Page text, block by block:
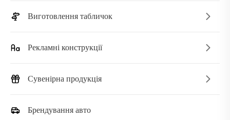
Виготовлення табличок
Рекламні конструкції
Сувенірна продукція
Брендування авто